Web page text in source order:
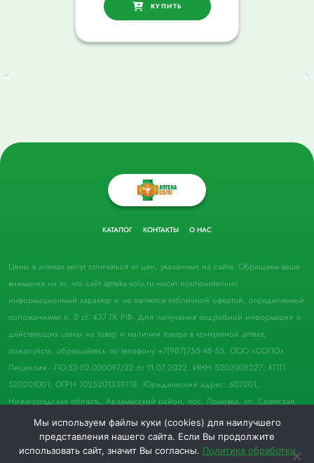
КУПИТЬ
КАТАЛОГ КОНТАКТЫ О НАС
Цены в аптеках могут отличаться от цен, указанных на сайте. Обращаем ваше
внимание на то, что сайт apteka-solo.ru носит исключительно
информационный характер и не является публичной офертой, определяемой
положениями п. 2 ст. 437 ГК РФ. Для получения подробной информации о
действующих ценах на товар и наличии товара в конкретной аптеке,
пожалуйста, обращайтесь по телефону +7(987)755-48-55. ООО «СОЛО».
Лицензия - ЛО-52-02-000097/22 от 11.07.2022. ИНН 5202008227; КПП
520201001; ОГРН 1025201339118. Юридический адрес: 607201,
Нижегородская область, Арзамасский район, пос. Ломовка, ул. Советская,
д. 33, пом. 21.
© 2022 Аптека "Соло". Все права защищены.
Мы используем файлы куки (cookies) для наилучшего
представления нашего сайта. Если Вы продолжите
использовать сайт, значит Вы согласны. Политика обработки